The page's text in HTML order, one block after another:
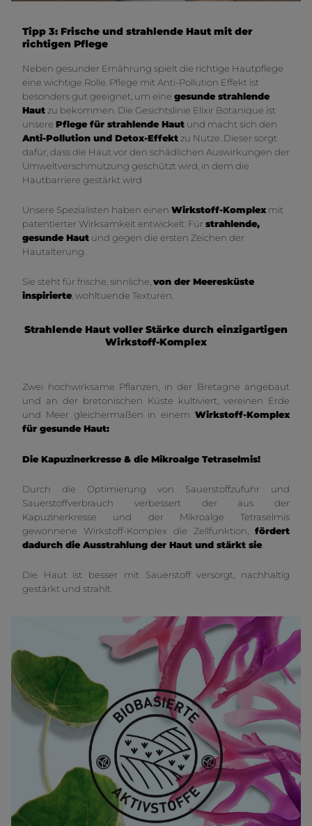
Tipp 3: Frische und strahlende Haut mit der
richtigen Pflege
Neben gesunder Ernährung spielt die richtige Hautpflege
eine wichtige Rolle. Pflege mit Anti-Pollution Effekt ist
besonders gut geeignet, um eine gesunde strahlende
Haut zu bekommen. Die Gesichtslinie Elixir Botanique ist
unsere Pflege für strahlende Haut und macht sich den
Anti-Pollution und Detox-Effekt zu Nutze. Dieser sorgt
dafür, dass die Haut vor den schädlichen Auswirkungen der
Umweltverschmutzung geschützt wird, in dem die
Hautbarriere gestärkt wird
Unsere Spezialisten haben einen Wirkstoff-Komplex mit
patentierter Wirksamkeit entwickelt: Fürstrahlende,
gesunde Haut und gegen die ersten Zeichen der
Hautalterung.
Sie steht für frische, sinnliche, von der Meeresküste
inspirierte, wohltuende Texturen.
Strahlende Haut voller Stärke durch einzigartigen
Wirkstoff-Komplex
Zwei hochwirksame Pflanzen, in der Bretagne angebaut
und an der bretonischen Küste kultiviert, vereinen Erde
und Meer gleichermaßen in einem Wirkstoff-Komplex
für gesunde Haut:
Die Kapuzinerkresse & die Mikroalge Tetraselmis!
Durch die Optimierung von Sauerstoffzufuhr und
Sauerstoffverbrauch verbessert der aus der
Kapuzinerkresse und der Mikroalge Tetraselmis
gewonnene Wirkstoff-Komplex die Zellfunktion, fördert
dadurch die Ausstrahlung der Haut und stärkt sie.
Die Haut ist besser mit Sauerstoff versorgt, nachhaltig
gestärkt und strahlt.